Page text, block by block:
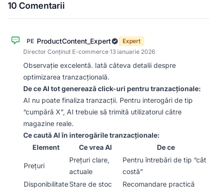
10 Comentarii
PE ProductContent_Expert
Expert
Director Conținut E-commerce·13 ianuarie 2026
Observație excelentă. Iată câteva detalii despre
optimizarea tranzacțională.
De ce AI tot generează click-uri pentru tranzacționale:
AI nu poate finaliza tranzacții. Pentru interogări de tip
“cumpără X”, AI trebuie să trimită utilizatorul către
magazine reale.
Ce caută AI în interogările tranzacționale:
Element
Ce vrea AI De ce
Prețuri
Prețuri clare,
actuale
Pentru întrebări de tip “cât
costă”
DisponibilitateStare de stoc Recomandare practică